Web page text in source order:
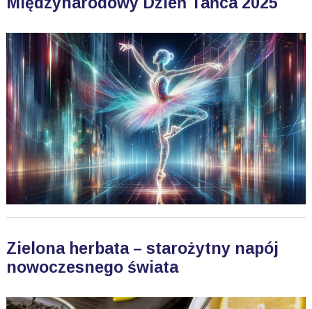
Zielona herbata – starożytny napój
nowoczesnego świata